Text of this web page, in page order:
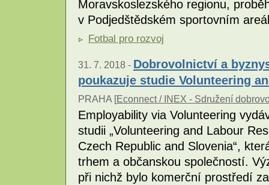
Moravskoslezského regionu,
v Podjedštědském sportovním
Fotbal pro rozvoj
31. 7. 2018 - Dobrovolnictví a
poukazuje studie Volunteering
PRAHA [Econnect / INEX - Sdružení
Employability via Volunteering
studii „Volunteering and Labour
Czech Republic and Slovenia“,
trhem a občanskou společností.
při nichž bylo komerční prostředí